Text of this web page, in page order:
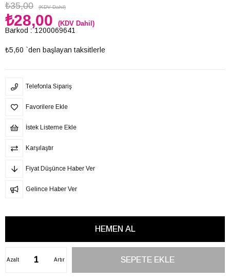
₺35,00 (KDV Dahil)
₺28,00 (KDV Dahil)
Barkod : 1200069641
₺5,60 `den başlayan taksitlerle
Telefonla Sipariş
Favorilere Ekle
İstek Listeme Ekle
Karşılaştır
Fiyat Düşünce Haber Ver
Gelince Haber Ver
Artır
Azalt